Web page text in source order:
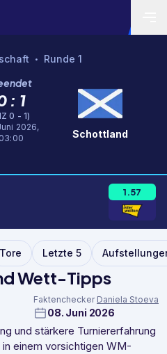
• Runde 1
: 1
0 - 1)
2026,
03:00
Schottland
1.57
Tore Letzte 5
Wett-Tipps
Faktenchecker Daniela Stoeva
08. Juni 2026
und stärkere Turniererfahrung
einem vorsichtigen WM-